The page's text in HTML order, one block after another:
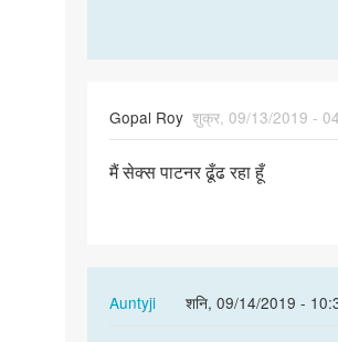
Gopal Roy शुक्र, 09/13/2019 -
मैं
हूँ
मैं सेक्स पाटनर ढूँढ रहा हूँ
Auntyji
शनि, 09/14/2019 -
In